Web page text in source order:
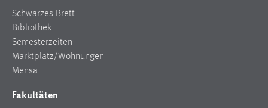
Schwarzes Brett
Bibliothek
Semesterzeiten
Marktplatz/Wohnungen
Mensa
Fakultäten
Cookie Laufzeit:
3 Monate
EXTERNE MEDIEN